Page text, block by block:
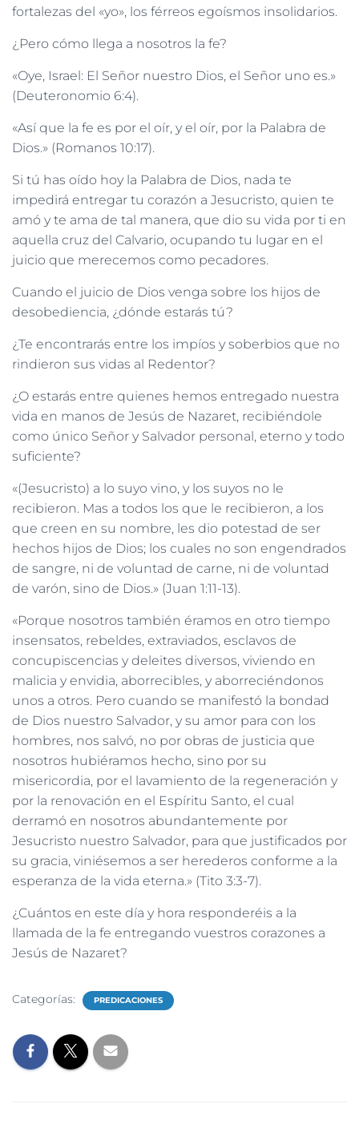
fortalezas del «yo», los férreos egoísmos insolidarios.
¿Pero cómo llega a nosotros la fe?
«Oye, Israel: El Señor nuestro Dios, el Señor uno es.»
(Deuteronomio 6:4).
«Así que la fe es por el oír, y el oír, por la Palabra de
Dios.» (Romanos 10:17).
Si tú has oído hoy la Palabra de Dios, nada te
impedirá entregar tu corazón a Jesucristo, quien te
amó y te ama de tal manera, que dio su vida por ti en
aquella cruz del Calvario, ocupando tu lugar en el
juicio que merecemos como pecadores.
Cuando el juicio de Dios venga sobre los hijos de
desobediencia, ¿dónde estarás tú?
¿Te encontrarás entre los impíos y soberbios que no
rindieron sus vidas al Redentor?
¿O estarás entre quienes hemos entregado nuestra
vida en manos de Jesús de Nazaret, recibiéndole
como único Señor y Salvador personal, eterno y todo
suficiente?
«(Jesucristo) a lo suyo vino, y los suyos no le
recibieron. Mas a todos los que le recibieron, a los
que creen en su nombre, les dio potestad de ser
hechos hijos de Dios; los cuales no son engendrados
de sangre, ni de voluntad de carne, ni de voluntad
de varón, sino de Dios.» (Juan 1:11-13).
«Porque nosotros también éramos en otro tiempo
insensatos, rebeldes, extraviados, esclavos de
concupiscencias y deleites diversos, viviendo en
malicia y envidia, aborrecibles, y aborreciéndonos
unos a otros. Pero cuando se manifestó la bondad
de Dios nuestro Salvador, y su amor para con los
hombres, nos salvó, no por obras de justicia que
nosotros hubiéramos hecho, sino por su
misericordia, por el lavamiento de la regeneración y
por la renovación en el Espíritu Santo, el cual
derramó en nosotros abundantemente por
Jesucristo nuestro Salvador, para que justificados por
su gracia, viniésemos a ser herederos conforme a la
esperanza de la vida eterna.» (Tito 3:3-7).
¿Cuántos en este día y hora responderéis a la
llamada de la fe entregando vuestros corazones a
Jesús de Nazaret?
Categorías: PREDICACIONES